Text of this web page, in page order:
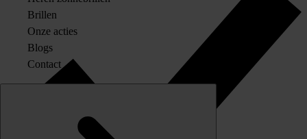
Brillen
Onze acties
Blogs
Contact